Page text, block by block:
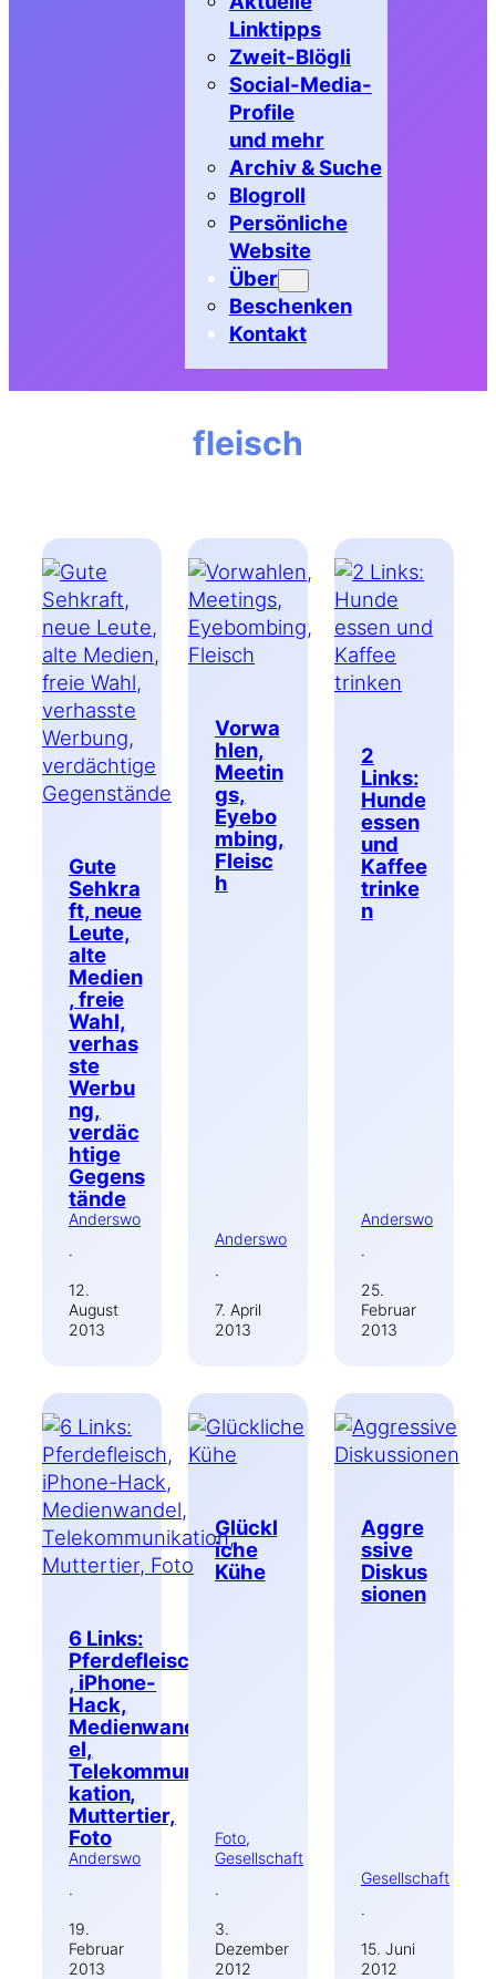
Linktipps
Zweit-Blögli
Social-Media-
Profile
und mehr
Archiv & Suche
Blogroll
Persönliche
Website
Über
Beschenken
Kontakt
fleisch
Gute
Sehkra
ft, neue
Leute,
alte
Medien
, freie
Wahl,
verhas
ste
Werbu
ng,
verdäc
htige
Gegens
tände
Anderswo
·
12.
August
2013
Vorwa
hlen,
Meetin
gs,
Eyebo
mbing,
Fleisc
h
Anderswo
·
7. April
2013
2
Links:
Hunde
essen
und
Kaffee
trinke
n
Anderswo
·
25.
Februar
2013
6 Links:
Pferdefleisch
, iPhone-
Hack,
Medienwand
el,
Telekommuni
kation,
Muttertier,
Foto
Anderswo
·
19.
Februar
2013
Glückl
iche
Kühe
Foto
Gesellschaft
·
3.
Dezember
2012
Aggre
ssive
Diskus
sionen
Gesellschaft
·
15. Juni
2012